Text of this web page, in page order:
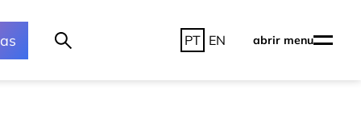
PT EN abrir menu